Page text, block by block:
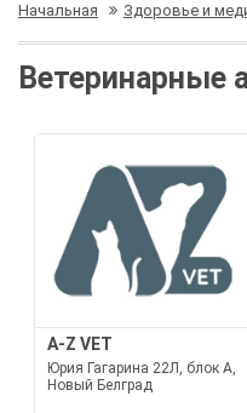
Начальная Здоровье и
Ветеринарные
A-Z VET
Юрия Гагарина 22Л, блок А,
Новый Белград